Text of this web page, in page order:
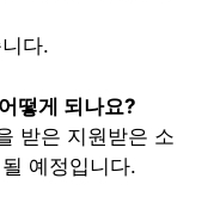
다.
떻게 되나요?
받은 지원받은 소
예정입니다.